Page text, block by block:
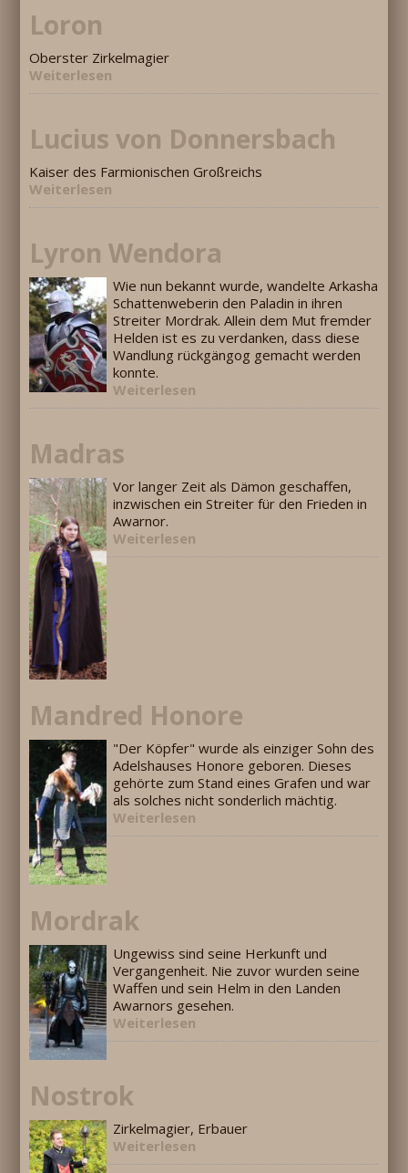
Loron
Oberster Zirkelmagier
Weiterlesen
Lucius von Donnersbach
Kaiser des Farmionischen Großreichs
Weiterlesen
Lyron Wendora
Wie nun bekannt wurde, wandelte Arkasha
Schattenweberin den Paladin in ihren
Streiter Mordrak. Allein dem Mut fremder
Helden ist es zu verdanken, dass diese
Wandlung rückgängog gemacht werden
konnte.
Weiterlesen
Madras
Vor langer Zeit als Dämon geschaffen,
inzwischen ein Streiter für den Frieden in
Awarnor.
Weiterlesen
Mandred Honore
"Der Köpfer" wurde als einziger Sohn des
Adelshauses Honore geboren. Dieses
gehörte zum Stand eines Grafen und war
als solches nicht sonderlich mächtig.
Weiterlesen
Mordrak
Ungewiss sind seine Herkunft und
Vergangenheit. Nie zuvor wurden seine
Waffen und sein Helm in den Landen
Awarnors gesehen.
Weiterlesen
Nostrok
Zirkelmagier, Erbauer
Weiterlesen